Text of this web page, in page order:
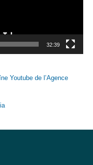
32:39
Youtube de l’Agence